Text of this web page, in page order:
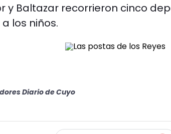
y Baltazar recorrieron cinco
los niños.
Diario de Cuyo